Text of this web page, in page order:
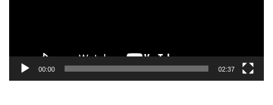
00:00 02:37